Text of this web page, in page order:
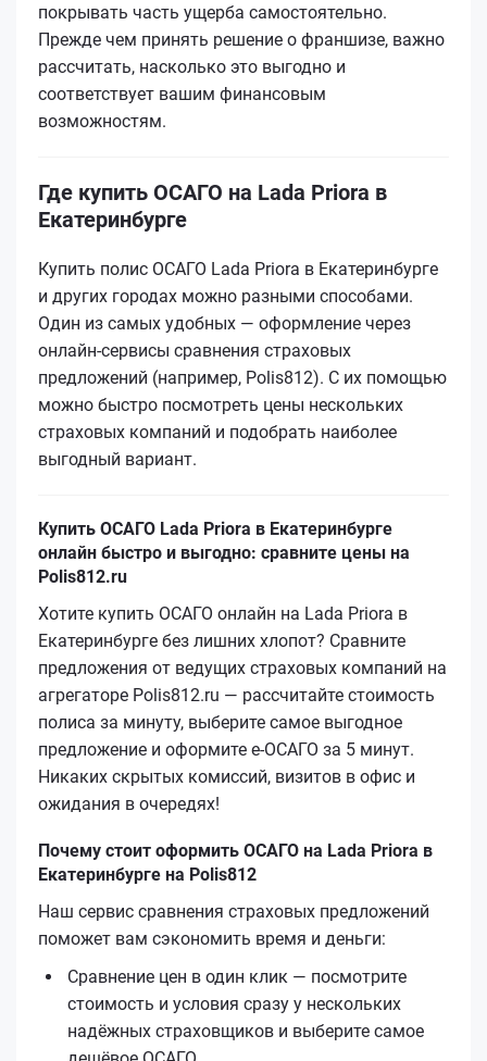
покрывать часть ущерба самостоятельно.
Прежде чем принять решение о франшизе, важно
рассчитать, насколько это выгодно и
соответствует вашим финансовым
возможностям.
Где купить ОСАГО на Lada Priora в
Екатеринбурге
Купить полис ОСАГО Lada Priora в Екатеринбурге
и других городах можно разными способами.
Один из самых удобных — оформление через
онлайн-сервисы сравнения страховых
предложений (например, Polis812). С их помощью
можно быстро посмотреть цены нескольких
страховых компаний и подобрать наиболее
выгодный вариант.
Купить ОСАГО Lada Priora в Екатеринбурге
онлайн быстро и выгодно: сравните цены на
Polis812.ru
Хотите купить ОСАГО онлайн на Lada Priora в
Екатеринбурге без лишних хлопот? Сравните
предложения от ведущих страховых компаний на
агрегаторе Polis812.ru — рассчитайте стоимость
полиса за минуту, выберите самое выгодное
предложение и оформите е‑ОСАГО за 5 минут.
Никаких скрытых комиссий, визитов в офис и
ожидания в очередях!
Почему стоит оформить ОСАГО на Lada Priora в
Екатеринбурге на Polis812
Наш сервис сравнения страховых предложений
поможет вам сэкономить время и деньги:
Сравнение цен в один клик — посмотрите
стоимость и условия сразу у нескольких
надёжных страховщиков и выберите самое